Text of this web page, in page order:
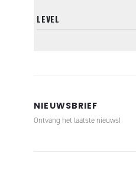
LEVEL
NIEUWSBRIEF
Ontvang het laatste nieuws!